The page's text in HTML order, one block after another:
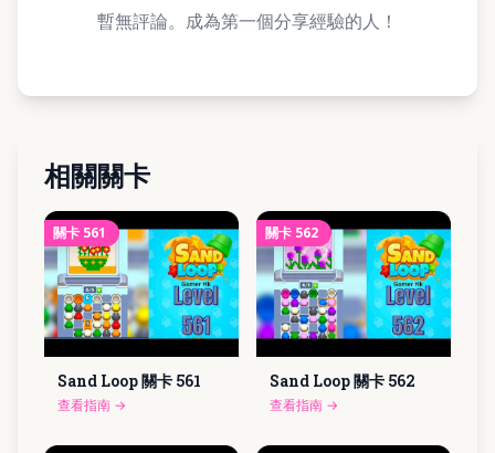
暫無評論。成為第一個分享經驗的人！
相關關卡
關卡 561
Sand Loop 關卡 561
查看指南 →
關卡 562
Sand Loop 關卡 562
查看指南 →